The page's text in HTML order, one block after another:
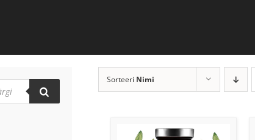
Sorteeri Nimi